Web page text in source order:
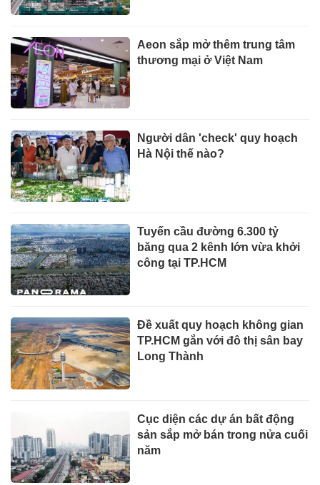
Aeon sắp mở thêm trung tâm
thương mại ở Việt Nam
Người dân 'check' quy hoạch
Hà Nội thế nào?
Tuyến cầu đường 6.300 tỷ
băng qua 2 kênh lớn vừa khởi
công tại TP.HCM
Đề xuất quy hoạch không gian
TP.HCM gắn với đô thị sân bay
Long Thành
Cục diện các dự án bất động
sản sắp mở bán trong nửa cuối
năm